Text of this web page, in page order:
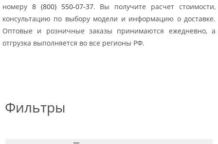
номеру 8 (800) 550-07-37. Вы получите расчет стоимости,
консультацию по выбору модели и информацию о доставке.
Оптовые и розничные заказы принимаются ежедневно, а
отгрузка выполняется во все регионы РФ.
Фильтры